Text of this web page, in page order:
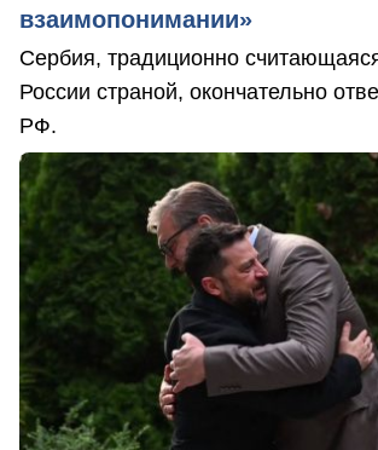
взаимопонимании»
Сербия, традиционно
России страной, окончательно
РФ.